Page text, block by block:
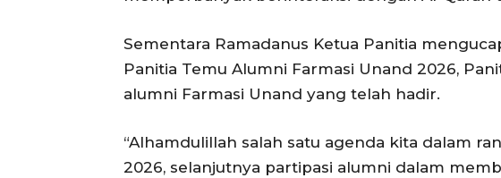
Sementara Ramadanus Ketua Panitia
Panitia Temu Alumni Farmasi Unand 2026,
alumni Farmasi Unand yang telah hadir.
“Alhamdulillah salah satu agenda kita dalam
2026, selanjutnya partipasi alumni dalam